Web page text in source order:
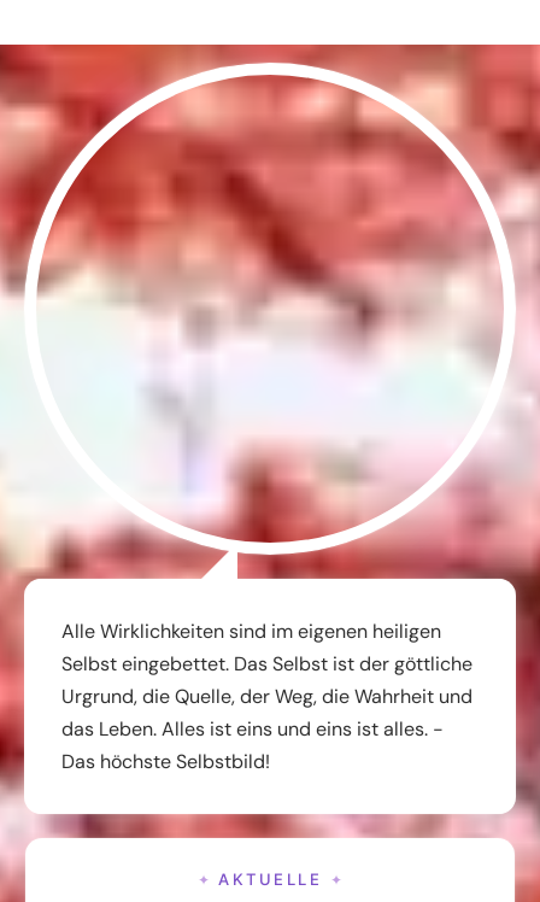
Alle Wirklichkeiten sind im eigenen heiligen
Selbst eingebettet. Das Selbst ist der göttliche
Urgrund, die Quelle, der Weg, die Wahrheit und
das Leben. Alles ist eins und eins ist alles. -
Das höchste Selbstbild!
✦ AKTUELLE ✦